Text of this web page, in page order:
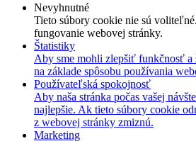
Nevyhnutné
Tieto súbory cookie nie sú
fungovanie webovej stránky.
Štatistiky
Aby sme mohli zlepšiť funkčnosť a
na základe spôsobu používania
Používateľská spokojnosť
Aby naša stránka počas vašej
najlepšie. Ak tieto súbory cookie
z webovej stránky zmiznú.
Marketing